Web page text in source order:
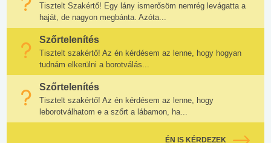
Tisztelt Szakértő! Egy lány ismerősöm nemrég levágatta a
haját, de nagyon megbánta. Azóta...
Szőrtelenítés
Tisztelt szakértő! Az én kérdésem az lenne, hogy hogyan
tudnám elkerülni a borotválás...
Szőrtelenítés
Tisztelt szakértő! Az én kérdésem az lenne, hogy
leborotválhatom e a szőrt a lábamon, ha...
ÉN IS KÉRDEZEK